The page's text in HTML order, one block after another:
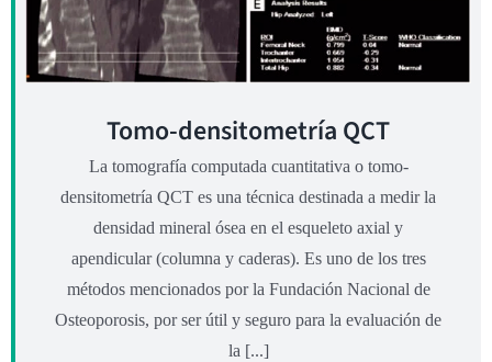
Tomo-densitometría QCT
La tomografía computada cuantitativa o tomo-
densitometría QCT es una técnica destinada a medir la
densidad mineral ósea en el esqueleto axial y
apendicular (columna y caderas). Es uno de los tres
métodos mencionados por la Fundación Nacional de
Osteoporosis, por ser útil y seguro para la evaluación de
la [...]